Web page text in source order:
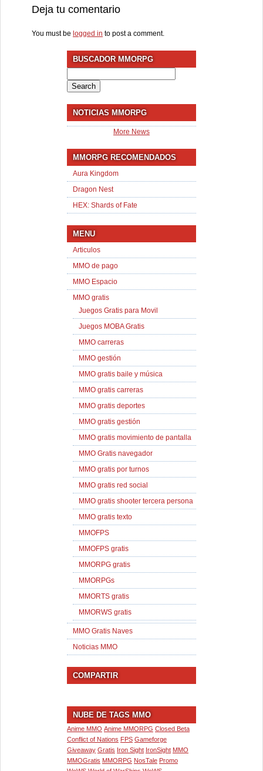
Deja tu comentario
You must be logged in to post a comment.
BUSCADOR MMORPG
for:
NOTICIAS MMORPG
More News
MMORPG RECOMENDADOS
Aura Kingdom
Dragon Nest
HEX: Shards of Fate
MENU
Articulos
MMO de pago
MMO Espacio
MMO gratis
Juegos Gratis para Movil
Juegos MOBA Gratis
MMO carreras
MMO gestión
MMO gratis baile y música
MMO gratis carreras
MMO gratis deportes
MMO gratis gestión
MMO gratis movimiento de pantalla
MMO Gratis navegador
MMO gratis por turnos
MMO gratis red social
MMO gratis shooter tercera persona
MMO gratis texto
MMOFPS
MMOFPS gratis
MMORPG gratis
MMORPGs
MMORTS gratis
MMORWS gratis
MMO Gratis Naves
Noticias MMO
COMPARTIR
NUBE DE TAGS MMO
Anime MMO Anime MMORPG Closed Beta
Conflict of Nations FPS Gameforge
Giveaway Gratis Iron Sight IronSight MMO
MMOGratis MMORPG NosTale Promo